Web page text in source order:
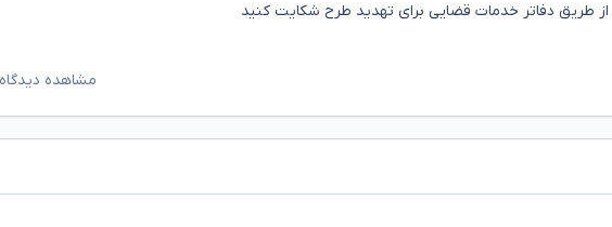
طریق دفاتر خدمات قضایی برای تهدید طرح شکایت کنید
مشاهده